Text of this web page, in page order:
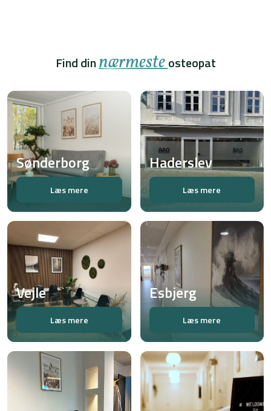
Find dinnærmesteosteopat
Sønderborg
Læs mere
Haderslev
Læs mere
Vejle
Læs mere
Esbjerg
Læs mere